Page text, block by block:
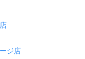
ジ店